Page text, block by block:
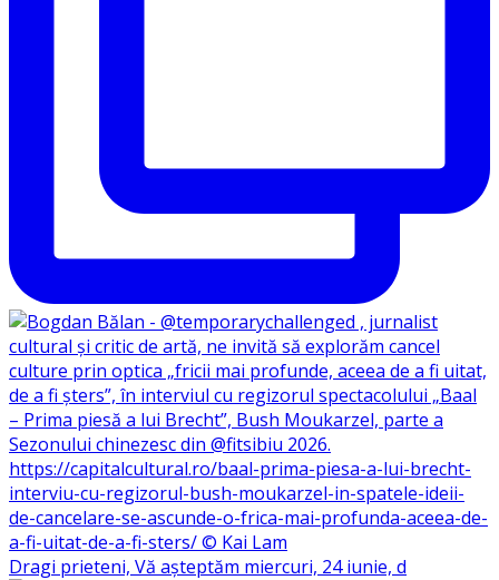
Dragi prieteni, Vă așteptăm miercuri, 24 iunie, d